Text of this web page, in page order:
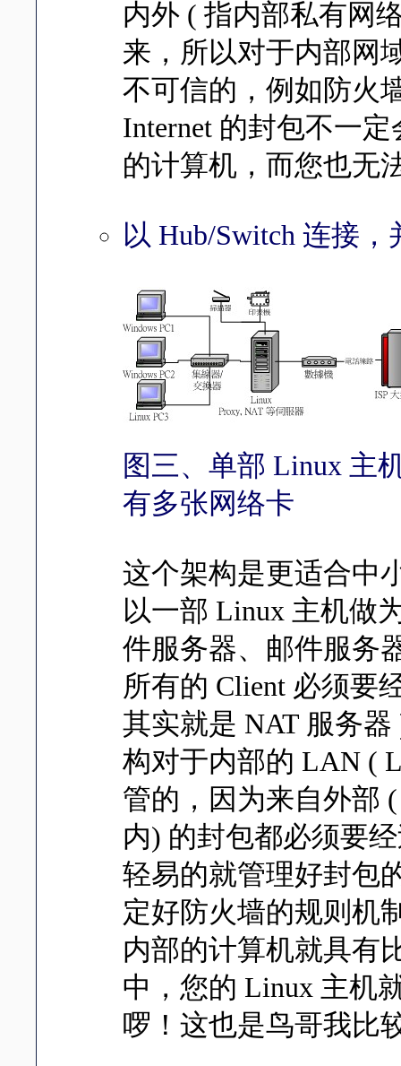
内外 ( 指内部私有网
来，所以对于内部网
不可信的，例如防火
Internet 的封包不一
的计算机，而您也无
以 Hub/Switch 连接
图三、单部 Linux 主
有多张网络卡
这个架构是更适合中
以一部 Linux 主机做
件服务器、邮件服务
所有的 Client 必须要
其实就是 NAT 服务
构对于内部的 LAN (
管的，因为来自外部
内) 的封包都必须要
轻易的就管理好封包
定好防火墙的规则机
内部的计算机就具有
中，您的 Linux 主机
啰！这也是鸟哥我比